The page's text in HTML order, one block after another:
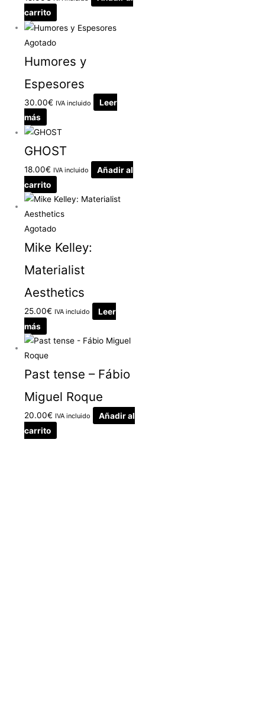
carrito
Agotado
Humores y
Espesores
30.00€ IVA incluido
Leer
más
GHOST
18.00€ IVA incluido
Añadir al
carrito
Agotado
Mike Kelley:
Materialist
Aesthetics
25.00€ IVA incluido
Leer
más
Past tense – Fábio
Miguel Roque
20.00€ IVA incluido
Añadir al
carrito